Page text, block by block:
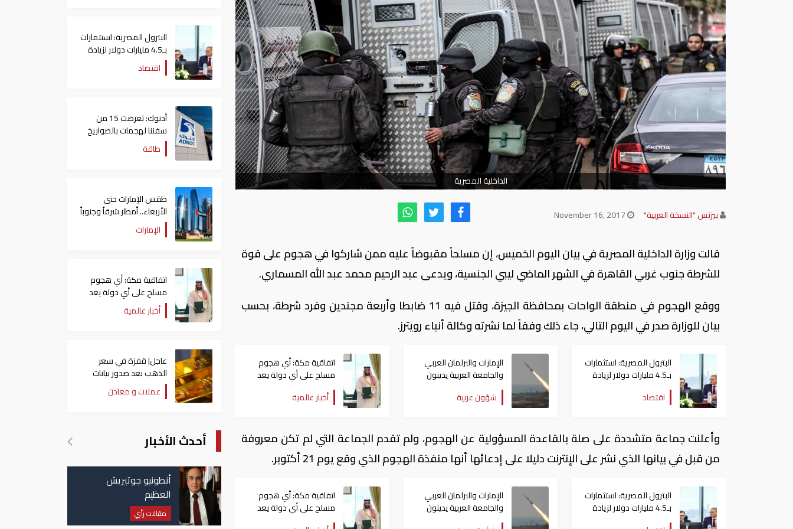
الداخلية المصرية
بيزنس "النسخة العربية"
قالت وزارة الداخلية المصرية في بيان اليوم الخميس، إن مسلحاً مقبوضاً عليه ممن شاركوا في هجوم على قوة
للشرطة جنوب غربي القاهرة في الشهر الماضي ليبي الجنسية، ويدعى عبد الرحيم محمد عبد الله المسماري.
ووقع الهجوم في منطقة الواحات بمحافظة الجيزة، وقتل فيه 11 ضابطا وأربعة مجندين وفرد شرطة، بحسب
بيان للوزارة صدر في اليوم التالي، جاء ذلك وفقاً لما نشرته وكالة أنباء رويترز.
البترول المصرية: استثمارات
بـ4.5 مليارات دولار لزيادة
الإنتاج المحلي وتقليل
الاستيراد
اقتصاد
الإمارات والبرلمان العربي
والجامعة العربية يدينون
الهجوم الحوثي على نجران
بالسعودية
شؤون عربية
اتفاقية مكة: أي هجوم
مسلح على أي دولة يعد
هجوما على الدول الثلاث
جميعا
أخبار عالمية
وأعلنت جماعة متشددة على صلة بالقاعدة المسؤولية عن الهجوم، ولم تقدم الجماعة التي لم تكن معروفة
من قبل في بيانها الذي نشر على الإنترنت دليلا على إدعائها أنها منفذة الهجوم الذي وقع يوم 21 أكتوبر.
البترول المصرية: استثمارات
بـ4.5 مليارات دولار لزيادة
الإنتاج المحلي وتقليل
الإمارات والبرلمان العربي
والجامعة العربية يدينون
الهجوم الحوثي على نجران
اتفاقية مكة: أي هجوم
مسلح على أي دولة يعد
هجوما على الدول الثلاث
البترول المصرية: استثمارات
بـ4.5 مليارات دولار لزيادة
الإنتاج المحلي وتقليل
الاستيراد
اقتصاد
أدنوك: تعرضت 15 من
سفننا لهجمات بالصواريخ
والطائرات المسيّرة منذ
بداية النزاع
طاقة
طقس الإمارات حتى
الأربعاء.. أمطار شرقاً وجنوباً
وانخفاض تدريجي للحرارة
الإمارات
اتفاقية مكة: أي هجوم
مسلح على أي دولة يعد
هجوما على الدول الثلاث
جميعا
أخبار عالمية
عاجل| قفزة في سعر
الذهب بعد صدور بيانات
الوظائف الأمريكية
عملات و معادن
أحدث الأخبار
أنطونيو جوتيريش
العظيم
مقالات رأي